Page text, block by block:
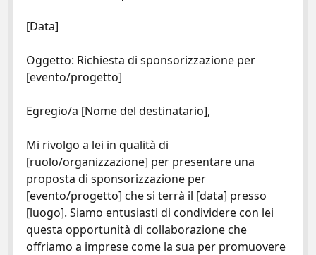
[Data]
Oggetto: Richiesta di sponsorizzazione per
[evento/progetto]
Egregio/a [Nome del destinatario],
Mi rivolgo a lei in qualità di
[ruolo/organizzazione] per presentare una
proposta di sponsorizzazione per
[evento/progetto] che si terrà il [data] presso
[luogo]. Siamo entusiasti di condividere con lei
questa opportunità di collaborazione che
offriamo a imprese come la sua per promuovere